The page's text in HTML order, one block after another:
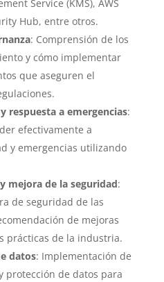
Service (KMS), AWS
Hub, entre otros.
: Comprensión de los
y cómo implementar
que aseguren el
respuesta a emergencias:
efectivamente a
y emergencias utilizando
mejora de la seguridad:
de seguridad de las
de mejoras
prácticas de la industria.
datos: Implementación de
protección de datos para